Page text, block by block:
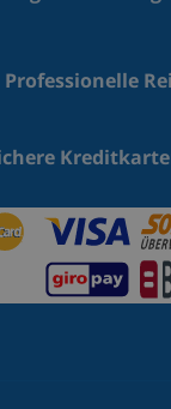
Professionelle